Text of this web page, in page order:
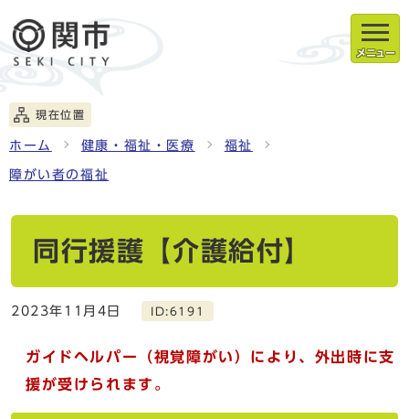
メニュー
現在位置
ホーム 健康・福祉・医療 福祉
障がい者の福祉
同行援護【介護給付】
2023年11月4日 ID:6191
ガイドヘルパー（視覚障がい）により、外出時に支
援が受けられます。